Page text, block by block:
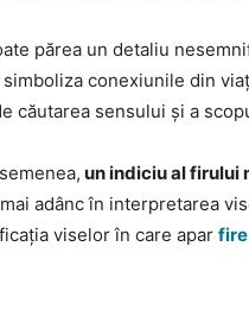
părea un detaliu
conexiunile din
căutarea sensului și a
un indiciu al firului
adânc în interpretarea
viselor în care apar